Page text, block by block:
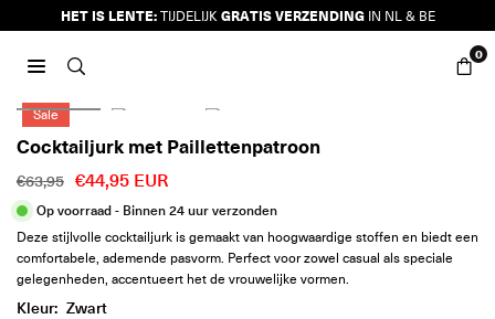
naar
inhoud
HET IS LENTE:TIJDELIJKGRATIS VERZENDINGIN NL & BE
0
Sale
Cocktailjurk met Paillettenpatroon
Reguliere
prijs
€63,95 €44,95 EUR
Op voorraad - Binnen 24 uur verzonden
Deze stijlvolle cocktailjurk is gemaakt van hoogwaardige stoffen en biedt een
comfortabele, ademende pasvorm. Perfect voor zowel casual als speciale
gelegenheden, accentueert het de vrouwelijke vormen.
Kleur: Zwart